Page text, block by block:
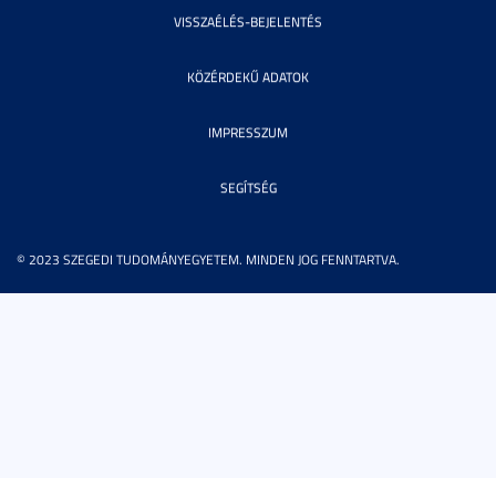
© 2023 SZEGEDI TUDOMÁNYEGYETEM. MINDEN JOG FENNTARTVA.
VISSZAÉLÉS-BEJELENTÉS
KÖZÉRDEKŰ ADATOK
IMPRESSZUM
SEGÍTSÉG